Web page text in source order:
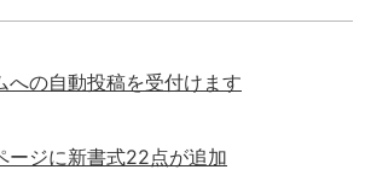
への自動投稿を受付けます
ージに新書式22点が追加